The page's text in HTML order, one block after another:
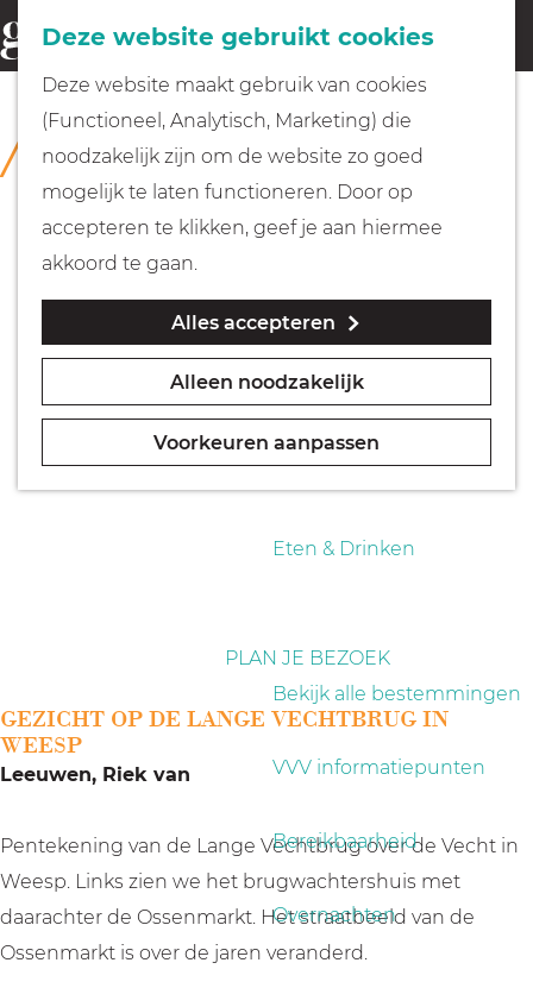
Deze website gebruikt cookies
Deze website maakt gebruik van cookies
(Functioneel, Analytisch, Marketing) die
noodzakelijk zijn om de website zo goed
mogelijk te laten functioneren. Door op
accepteren te klikken, geef je aan hiermee
akkoord te gaan.
Alles accepteren
Alleen noodzakelijk
Voorkeuren aanpassen
G
a
Fietsen
Wandelen
Geocachen
Naar het museum
Eten & Drinken
PLAN JE BEZOEK
Bekijk alle bestemmingen
VVV informatiepunten
Bereikbaarheid
Overnachten
o
e
k
e
n
COLLECTIE
Museum Weesp
GEZICHT OP DE LANGE VECHTBRUG IN
WEESP
Leeuwen, Riek van
Pentekening van de Lange Vechtbrug over de Vecht in
Weesp. Links zien we het brugwachtershuis met
daarachter de Ossenmarkt. Het straatbeeld van de
Ossenmarkt is over de jaren veranderd.